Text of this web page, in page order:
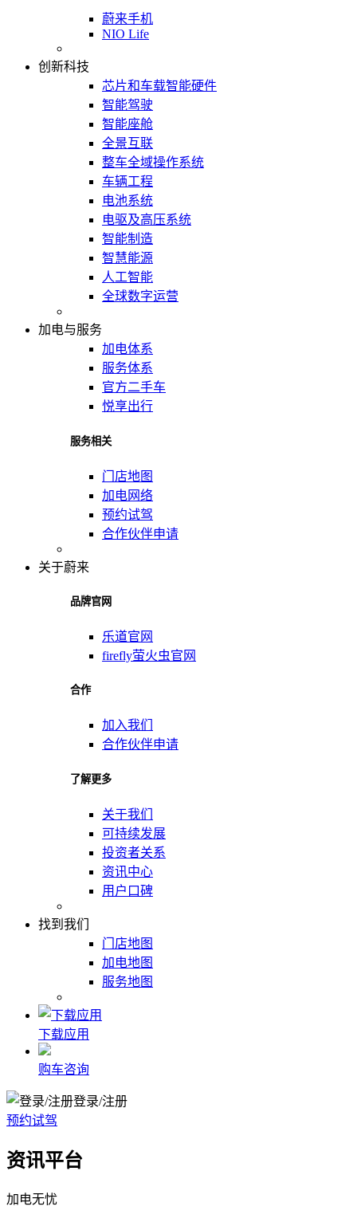
蔚来手机
NIO Life
创新科技
芯片和车载智能硬件
智能驾驶
智能座舱
全景互联
整车全域操作系统
车辆工程
电池系统
电驱及高压系统
智能制造
智慧能源
人工智能
全球数字运营
加电与服务
加电体系
服务体系
官方二手车
悦享出行
服务相关
门店地图
加电网络
预约试驾
合作伙伴申请
关于蔚来
品牌官网
乐道官网
firefly萤火虫官网
合作
加入我们
合作伙伴申请
了解更多
关于我们
可持续发展
投资者关系
资讯中心
用户口碑
找到我们
门店地图
加电地图
服务地图
下载应用
购车咨询
登录/注册
预约试驾
资讯平台
加电无忧